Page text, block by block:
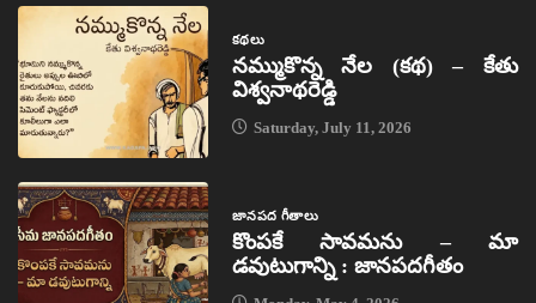
కథలు
నమ్ముకొన్న నేల (కథ) – కేతు
విశ్వనాథరెడ్డి
Saturday, July 11, 2026
జానపద గీతాలు
కొంపకే సావమను – మా
డవుటుగాన్ని : జానపదగీతం